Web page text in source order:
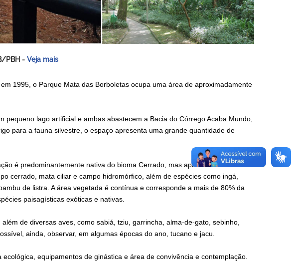
PBH - Veja mais
1995, o Parque Mata das Borboletas ocupa uma área de aproximadamente
pequeno lago artificial e ambas abastecem a Bacia do Córrego Acaba Mundo,
para a fauna silvestre, o espaço apresenta uma grande quantidade de
é predominantemente nativa do bioma Cerrado, mas apresenta também
cerrado, mata ciliar e campo hidromórfico, além de espécies como ingá,
de listra. A área vegetada é contínua e corresponde a mais de 80% da
paisagísticas exóticas e nativas.
de diversas aves, como sabiá, tziu, garrincha, alma-de-gato, sebinho,
ainda, observar, em algumas épocas do ano, tucano e jacu.
equipamentos de ginástica e área de convivência e contemplação.